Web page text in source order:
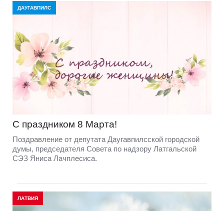
ДАУГАВПИЛС
C праздником 8 Марта!
Поздравление от депутата Даугавпилсской городской
думы, председателя Совета по надзору Латгальской
СЭЗ Яниса Лачплесиса.
ЛАТВИЯ